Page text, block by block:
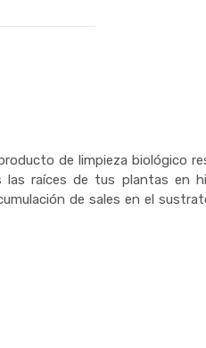
de limpieza biológico
las raíces de tus plantas en
de sales en el